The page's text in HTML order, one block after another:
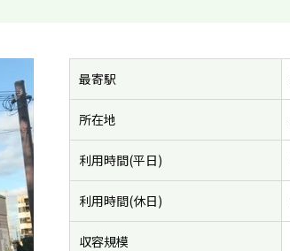
最寄駅
所在地
利用時間(平日)
利用時間(休日)
収容規模